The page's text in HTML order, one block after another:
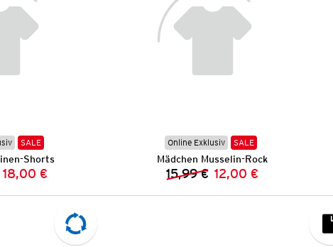
SALE
Shorts
Preis:
Preis:
18,00 €
Online Exklusiv SALE
Mädchen Musselin-Rock
Vorheriger Preis:
15,99 € Neuer Preis:
12,00 €